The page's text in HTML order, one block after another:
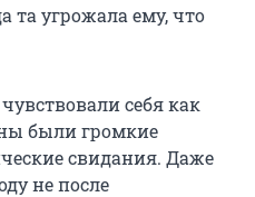
та угрожала ему, что
себя как
были громкие
свидания. Даже
не после